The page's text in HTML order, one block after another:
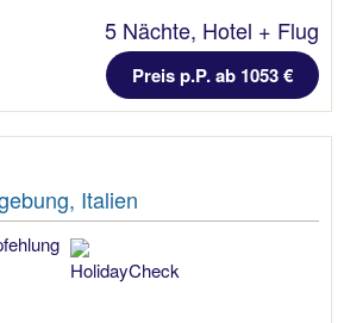
5 Nächte, Hotel + Flug
Preis p.P. ab 1053 €
Italien